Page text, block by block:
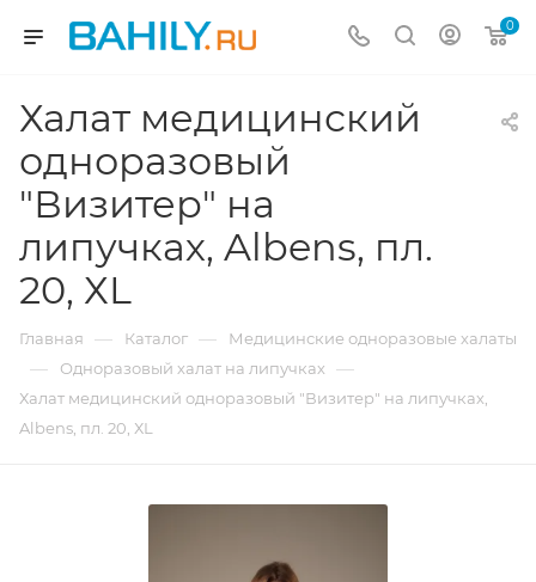
0
Халат медицинский
одноразовый
"Визитер" на
липучках, Albens, пл.
20, ХL
Главная — Каталог — Медицинские одноразовые халаты
— Одноразовый халат на липучках —
Халат медицинский одноразовый "Визитер" на липучках,
Albens, пл. 20, ХL